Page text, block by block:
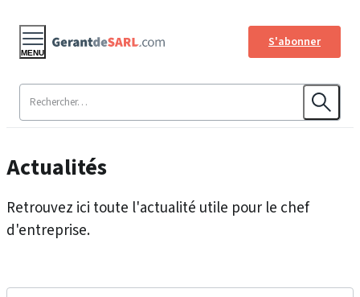
S'abonner
MENU
Actualités
Retrouvez ici toute l'actualité utile pour le chef
d'entreprise.